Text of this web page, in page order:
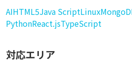
AIHTML5Java ScriptLinux
PythonReact.jsTypeScript
対応エリア